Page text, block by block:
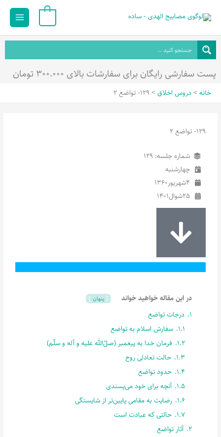
محتوا
Main
پست سفارشی رایگان برای سفارشات بالای ۳۰۰.۰۰۰ تومان
خانه دروس اخلاق 129- تواضع 2
129- تواضع 2
شماره جلسه: 129
چهارشنبه
4شهریور1360
25شوال1401
در این مقاله خواهید خواند پنهان
1. درجات تواضع
1.1. سفارش اسلام به تواضع
1.2. فرمان خدا به پیغمبر (صلّ‌الله علیه و آله و سلّم)
1.3. حالت تعادلی روح
1.4. حدود تواضع
1.5. آنچه برای خود می‌پسندی
1.6. رضایت به مقامی پایین‌تر از شایستگی
1.7. حالتی که عبادت است
2. آثار تواضع